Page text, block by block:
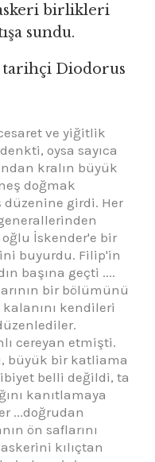
birlikleri
sundu.
tarihçi Diodorus
ve yiğitlik
oysa sayıca
kralın büyük
doğmak
düzenine girdi. Her
İskender'e bir
buyurdu. Filip'in
başına geçti ....
bir bölümünü
kalanını kendileri
cereyan etmişti.
büyük bir katliama
belli değildi, ta
kanıtlamaya
...doğrudan
ön saflarını
kılıçtan